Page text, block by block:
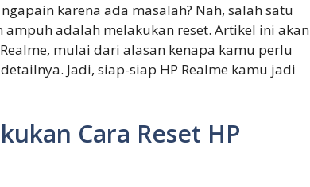
karena ada masalah? Nah, salah satu
adalah melakukan reset. Artikel ini akan
mulai dari alasan kenapa kamu perlu
Jadi, siap-siap HP Realme kamu jadi
Cara Reset HP